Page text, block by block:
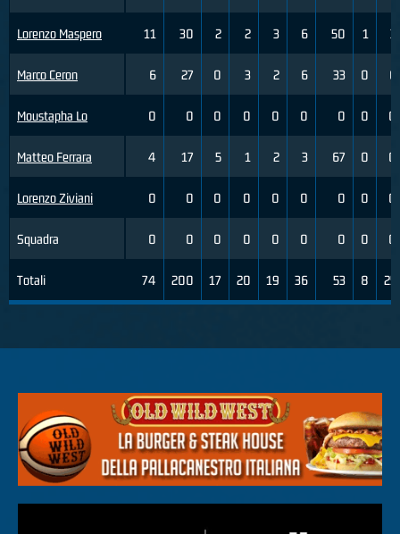
Lorenzo Maspero
Marco Ceron
Moustapha Lo
Matteo Ferrara
Lorenzo Ziviani
Squadra
Totali
11 30 2 2 3 6 50 1 3
6 27 0 3 2 6 33 0 6
0 0 0 0 0 0 0 0 0
4 17 5 1 2 3 67 0 0
0 0 0 0 0 0 0 0 0
0 0 0 0 0 0 0 0 0
74 200 17 20 19 36 53 8 25